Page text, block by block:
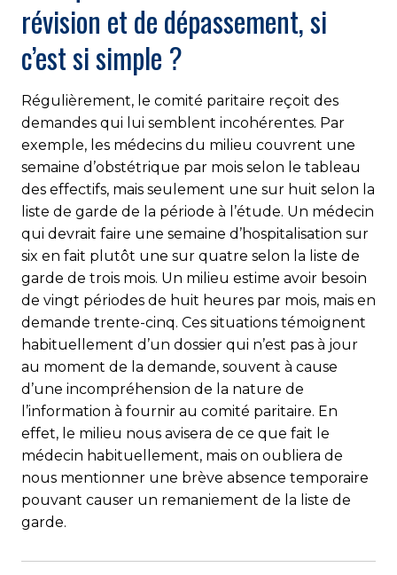
révision et de dépassement, si
c’est si simple ?
Régulièrement, le comité paritaire reçoit des
demandes qui lui semblent incohérentes. Par
exemple, les médecins du milieu couvrent une
semaine d’obstétrique par mois selon le tableau
des effectifs, mais seulement une sur huit selon la
liste de garde de la période à l’étude. Un médecin
qui devrait faire une semaine d’hospitalisation sur
six en fait plutôt une sur quatre selon la liste de
garde de trois mois. Un milieu estime avoir besoin
de vingt périodes de huit heures par mois, mais en
demande trente-cinq. Ces situations témoignent
habituellement d’un dossier qui n’est pas à jour
au moment de la demande, souvent à cause
d’une incompréhension de la nature de
l’information à fournir au comité paritaire. En
effet, le milieu nous avisera de ce que fait le
médecin habituellement, mais on oubliera de
nous mentionner une brève absence temporaire
pouvant causer un remaniement de la liste de
garde.